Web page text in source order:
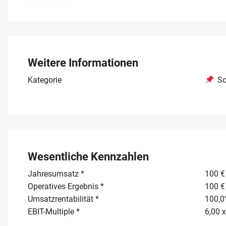
Der Verkauf erfolgt aus strategischen Gründen, wobei
geeigneten Nachfolger liegt, der die Marktposition im
Weitere Informationen
Kategorie
Wesentliche Kennzahlen
Jahresumsatz *
100 €
Operatives Ergebnis *
100 €
Umsatzrentabilität *
EBIT-Multiple *
6,00 x